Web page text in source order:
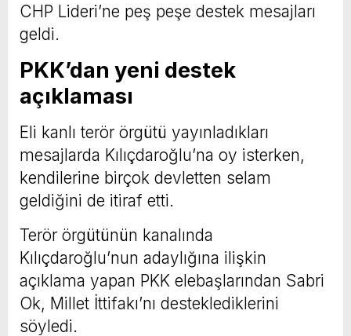
CHP Lideri’ne peş peşe destek mesajları
geldi.
PKK’dan yeni destek
açıklaması
Eli kanlı terör örgütü yayınladıkları
mesajlarda Kılıçdaroğlu’na oy isterken,
kendilerine birçok devletten selam
geldiğini de itiraf etti.
Terör örgütünün kanalında
Kılıçdaroğlu’nun adaylığına ilişkin
açıklama yapan PKK elebaşlarından Sabri
Ok, Millet İttifakı’nı desteklediklerini
söyledi.